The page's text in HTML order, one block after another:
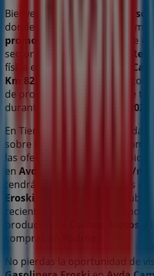
Bienvenido a la tienda de
donde podrás descubrir las
promociones
de
sector de
Coches, Motos y
física está ubicada en
Avda
Km 82
, y en ella
de productos de calidad que te
durante todo el
agosto de 2026
En Tiendeo te ofrecemos toda
sobre
,
las ofertas exclusivas y la
en Avda Camilo Jose Cela s/n -
tendrás acceso a los últimos
Eroski , donde podrás
recientes y aprovechar grandes
productos de
Coches, Motos y
compras en
No pierdas la oportunidad de